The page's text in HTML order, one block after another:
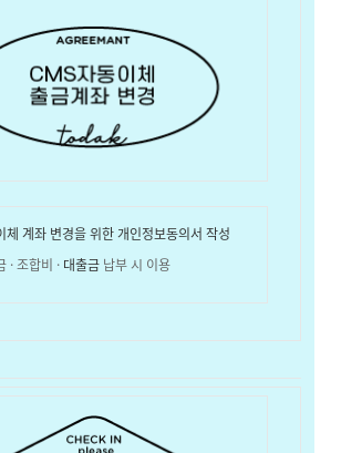
체 계좌 변경을 위한 개인정보동의서 작성
· 조합비 · 대출금 납부 시 이용